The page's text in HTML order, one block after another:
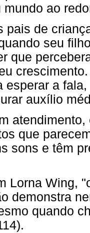
ao
pais de
seu
que
esperar a
auxílio
que
sons e têm
Lorna Wing,
demonstra
quando